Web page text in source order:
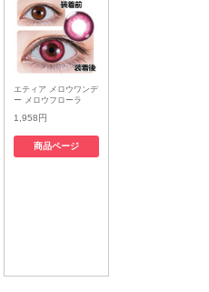
エティア メロウワンデ
ー メロウフローラ
1,958円
商品ページ